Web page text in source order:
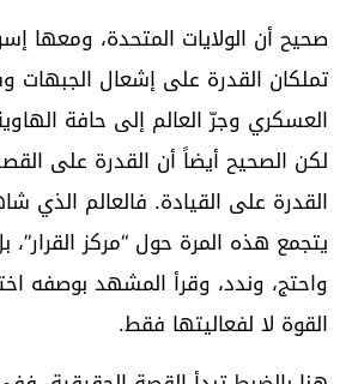
صحيح أن الولايات المتحدة، ومعها
تملكان القدرة على إشعال الجبهات
العسكري وجرّ العالم إلى حافة
لكن الصحيح أيضاً أن القدرة على
القدرة على القيادة. فالعالم الذي
يتجمع هذه المرة حول “مركز القرار”،
واحتج، وندد، وقرأ المشهد بوصفه
القوة لا لفعاليتها فقط.